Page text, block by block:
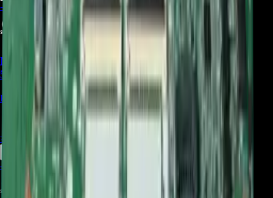
-
Main Board EBU66375501 para TV LG
55NANO80SPA - REP-474
Precio Regular: 915.000
831.500
> ver_
> desbloquear oferta_
-